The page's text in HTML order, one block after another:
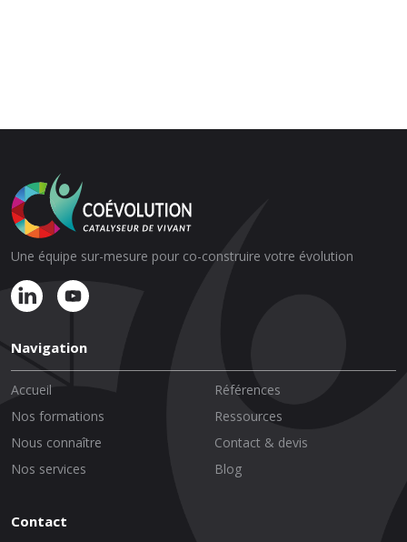
Une équipe sur-mesure pour co-construire votre évolution
Navigation
Accueil
Nos formations
Nous connaître
Nos services
Références
Ressources
Contact & devis
Blog
Contact